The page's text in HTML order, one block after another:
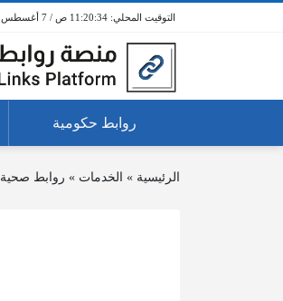
11:20:34 ص / 7 أغسطس 2026
روابط حكومية
الرئيسية » الخدمات » روابط صحية